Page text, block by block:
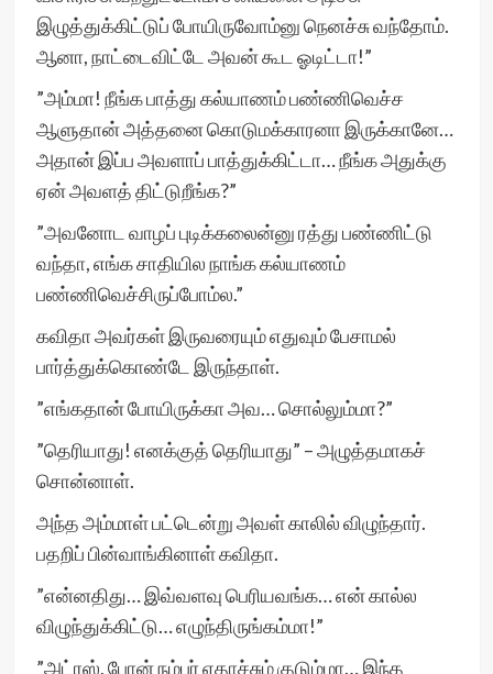
இழுத்துக்கிட்டுப் போயிருவோம்னு நெனச்சு வந்தோம்.
ஆனா, நாட்டைவிட்டே அவன் கூட ஓடிட்டா!”
”அம்மா! நீங்க பாத்து கல்யாணம் பண்ணிவெச்ச
ஆளுதான் அத்தனை கொடுமக்காரனா இருக்கானே…
அதான் இப்ப அவளாப் பாத்துக்கிட்டா… நீங்க அதுக்கு
ஏன் அவளத் திட்டுறீங்க?”
”அவனோட வாழப் புடிக்கலைன்னு ரத்து பண்ணிட்டு
வந்தா, எங்க சாதியில நாங்க கல்யாணம்
பண்ணிவெச்சிருப்போம்ல.”
கவிதா அவர்கள் இருவரையும் எதுவும் பேசாமல்
பார்த்துக்கொண்டே இருந்தாள்.
”எங்கதான் போயிருக்கா அவ… சொல்லும்மா?”
”தெரியாது! எனக்குத் தெரியாது” – அழுத்தமாகச்
சொன்னாள்.
அந்த அம்மாள் பட்டென்று அவள் காலில் விழுந்தார்.
பதறிப் பின்வாங்கினாள் கவிதா.
”என்னதிது… இவ்வளவு பெரியவங்க… என் கால்ல
விழுந்துக்கிட்டு… எழுந்திருங்கம்மா!”
”அட்ரஸ், போன் நம்பர் ஏதாச்சும் குடும்மா… இந்த